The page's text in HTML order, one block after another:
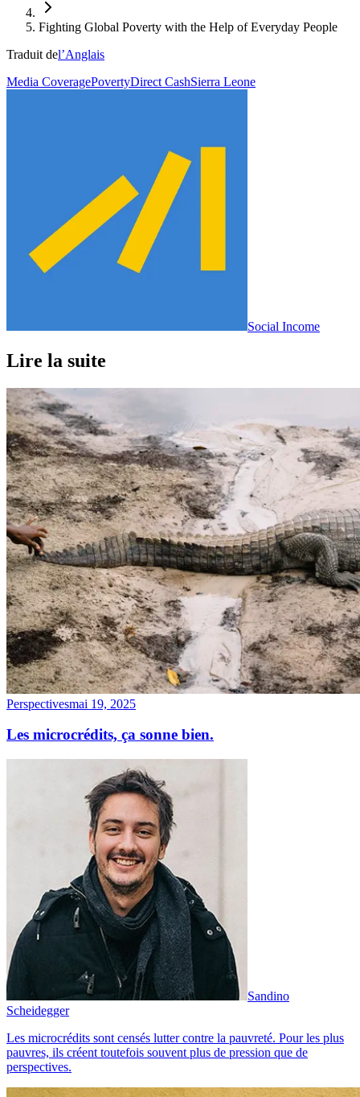
Fighting Global Poverty with the Help of Everyday People
Traduit del’Anglais
Media CoveragePovertyDirect CashSierra Leone
Social Income
Lire la suite
Perspectivesmai 19, 2025
Les microcrédits, ça sonne bien.
Sandino
Scheidegger
Les microcrédits sont censés lutter contre la pauvreté. Pour les plus
pauvres, ils créent toutefois souvent plus de pression que de
perspectives.